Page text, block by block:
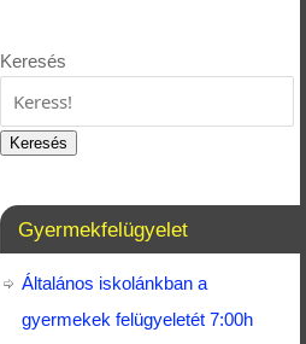
Keresés
Keresés
Gyermekfelügyelet
Általános iskolánkban a
gyermekek felügyeletét 7:00h